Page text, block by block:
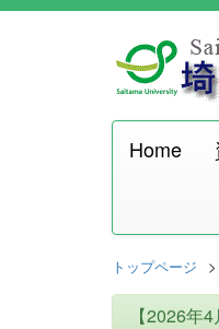
Home
トップページ
【2026年